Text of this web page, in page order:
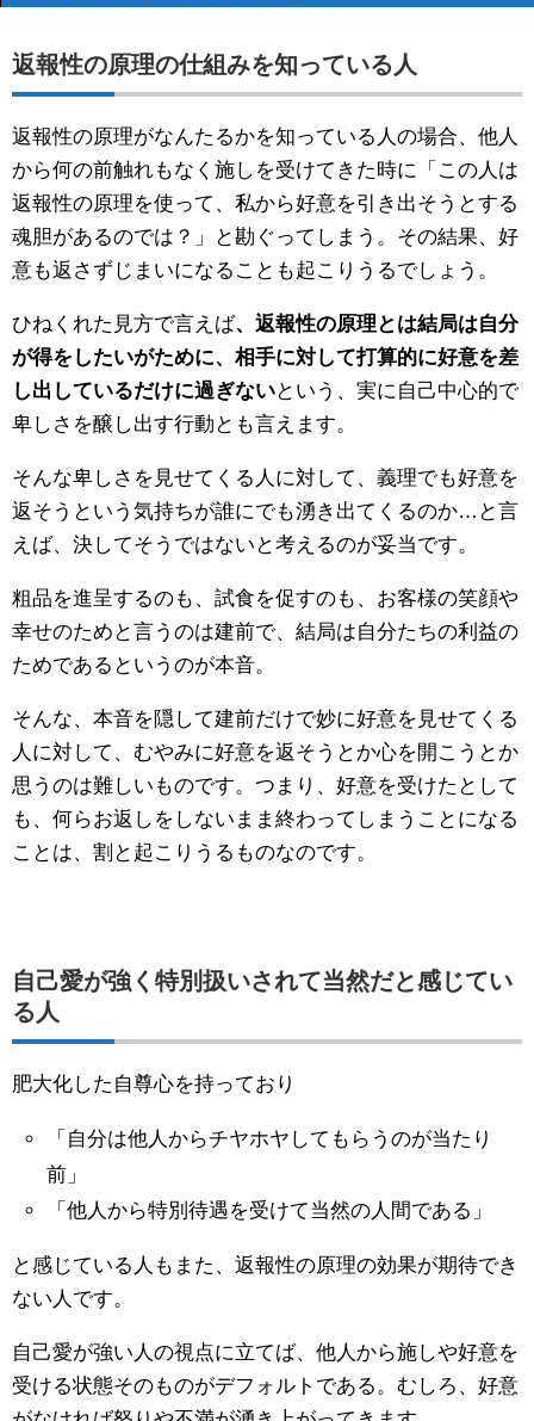
返報性の原理の仕組みを知っている人
返報性の原理がなんたるかを知っている人の場合、他人
から何の前触れもなく施しを受けてきた時に「この人は
返報性の原理を使って、私から好意を引き出そうとする
魂胆があるのでは？」と勘ぐってしまう。その結果、好
意も返さずじまいになることも起こりうるでしょう。
ひねくれた見方で言えば、返報性の原理とは結局は自分
が得をしたいがために、相手に対して打算的に好意を差
し出しているだけに過ぎないという、実に自己中心的で
卑しさを醸し出す行動とも言えます。
そんな卑しさを見せてくる人に対して、義理でも好意を
返そうという気持ちが誰にでも湧き出てくるのか…と言
えば、決してそうではないと考えるのが妥当です。
粗品を進呈するのも、試食を促すのも、お客様の笑顔や
幸せのためと言うのは建前で、結局は自分たちの利益の
ためであるというのが本音。
そんな、本音を隠して建前だけで妙に好意を見せてくる
人に対して、むやみに好意を返そうとか心を開こうとか
思うのは難しいものです。つまり、好意を受けたとして
も、何らお返しをしないまま終わってしまうことになる
ことは、割と起こりうるものなのです。
自己愛が強く特別扱いされて当然だと感じてい
る人
肥大化した自尊心を持っており
「自分は他人からチヤホヤしてもらうのが当たり
前」
「他人から特別待遇を受けて当然の人間である」
と感じている人もまた、返報性の原理の効果が期待でき
ない人です。
自己愛が強い人の視点に立てば、他人から施しや好意を
受ける状態そのものがデフォルトである。むしろ、好意